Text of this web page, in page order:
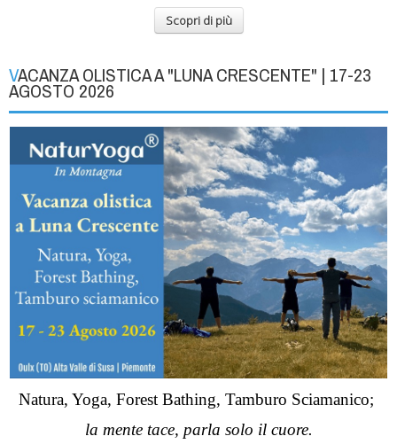
Scopri di più
VACANZA OLISTICA A "LUNA CRESCENTE" | 17-23
AGOSTO 2026
Natura, Yoga, Forest Bathing, Tamburo Sciamanico;
la mente tace, parla solo il cuore.